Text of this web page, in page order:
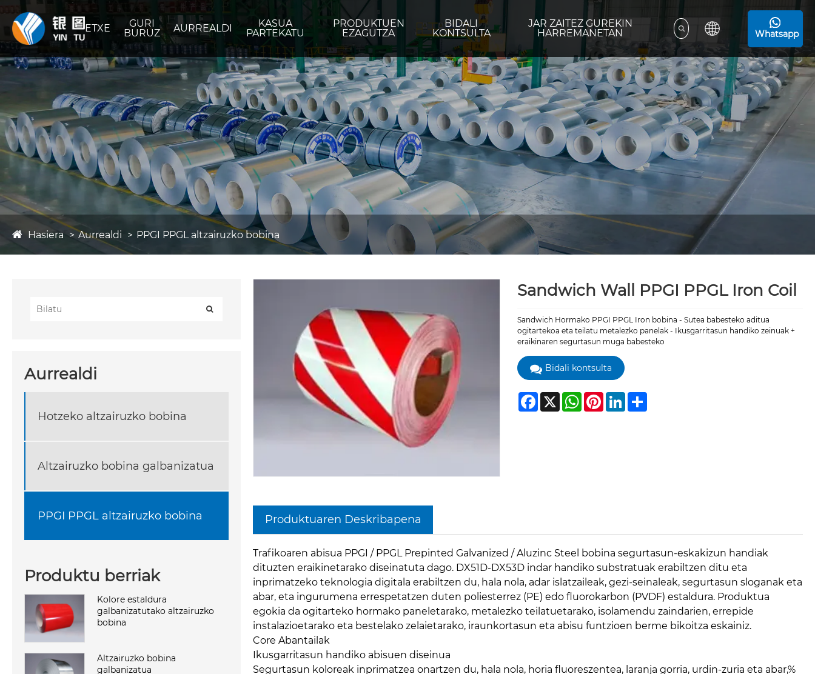
ETXE
GURI
BURUZ
AURREALDI
KASUA
PARTEKATU
PRODUKTUEN
EZAGUTZA
BIDALI
KONTSULTA
JAR ZAITEZ GUREKIN
HARREMANETAN
Whatsapp
Hasiera Aurrealdi PPGI PPGL altzairuzko bobina
Aurrealdi
Hotzeko altzairuzko bobina
Altzairuzko bobina galbanizatua
PPGI PPGL altzairuzko bobina
Produktu berriak
Kolore estaldura
galbanizatutako altzairuzko
bobina
Altzairuzko bobina
galbanizatua
Sandwich Wall PPGI PPGL Iron Coil
Sandwich Hormako PPGI PPGL Iron bobina - Sutea babesteko aditua
ogitartekoa eta teilatu metalezko panelak - Ikusgarritasun handiko zeinuak +
eraikinaren segurtasun muga babesteko
Bidali kontsulta
Facebook
X WhatsAppPinterestLinkedInShare
Produktuaren Deskribapena
Trafikoaren abisua PPGI / PPGL Prepinted Galvanized / Aluzinc Steel bobina segurtasun-eskakizun handiak
dituzten eraikinetarako diseinatuta dago. DX51D-DX53D indar handiko substratuak erabiltzen ditu eta
inprimatzeko teknologia digitala erabiltzen du, hala nola, adar islatzaileak, gezi-seinaleak, segurtasun sloganak eta
abar, eta ingurumena errespetatzen duten poliesterrez (PE) edo fluorokarbon (PVDF) estaldura. Produktua
egokia da ogitarteko hormako paneletarako, metalezko teilatuetarako, isolamendu zaindarien, errepide
instalazioetarako eta bestelako zelaietarako, iraunkortasun eta abisu funtzioen berme bikoitza eskainiz.
Core Abantailak
Ikusgarritasun handiko abisuen diseinua
Segurtasun koloreak inprimatzea onartzen du, hala nola, horia fluoreszentea, laranja gorria, urdin-zuria eta abar,%